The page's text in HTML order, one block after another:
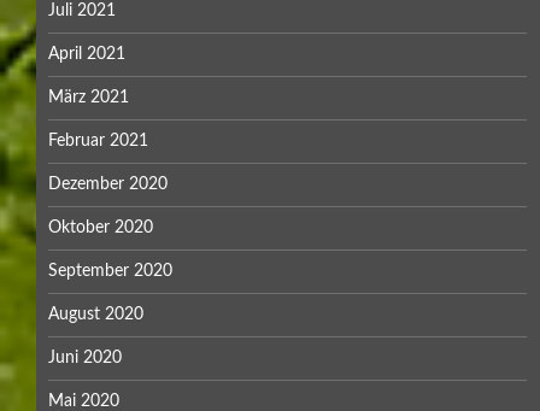
Juli 2021
April 2021
März 2021
Februar 2021
Dezember 2020
Oktober 2020
September 2020
August 2020
Juni 2020
Mai 2020